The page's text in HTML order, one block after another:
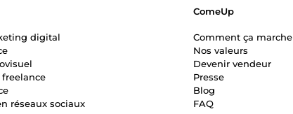
digital
réseaux sociaux
ComeUp
Comment ça marche
Nos valeurs
Devenir vendeur
Presse
Blog
FAQ